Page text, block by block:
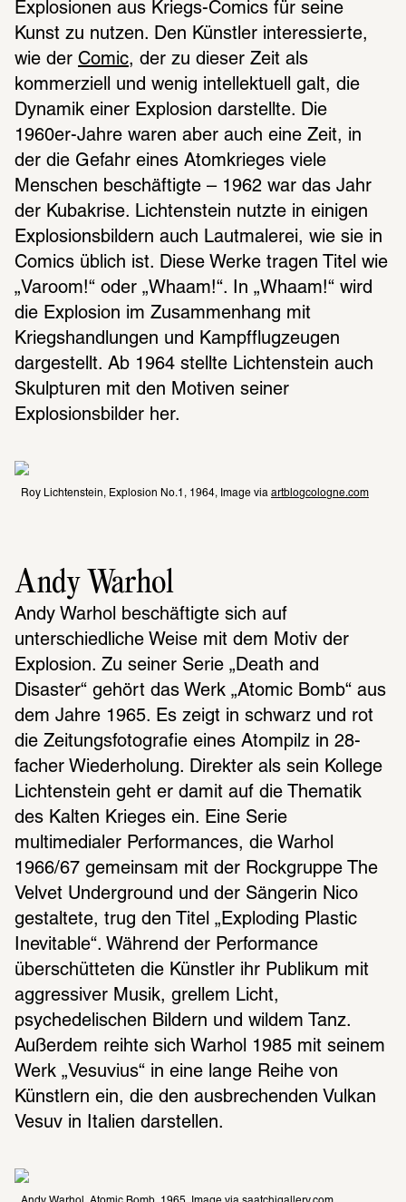
Explosionen aus Kriegs-Comics für seine
Kunst zu nutzen. Den Künstler interessierte,
wie der Comic, der zu dieser Zeit als
kommerziell und wenig intellektuell galt, die
Dynamik einer Explosion darstellte. Die
1960er-Jahre waren aber auch eine Zeit, in
der die Gefahr eines Atomkrieges viele
Menschen beschäftigte – 1962 war das Jahr
der Kubakrise. Lichtenstein nutzte in einigen
Explosionsbildern auch Lautmalerei, wie sie in
Comics üblich ist. Diese Werke tragen Titel wie
„Varoom!“ oder „Whaam!“. In „Whaam!“ wird
die Explosion im Zusammenhang mit
Kriegshandlungen und Kampfflugzeugen
dargestellt. Ab 1964 stellte Lichtenstein auch
Skulpturen mit den Motiven seiner
Explosionsbilder her.
Roy Lichtenstein, Explosion No.1, 1964, Image via artblogcologne.com
Andy Warhol
Andy Warhol beschäftigte sich auf
unterschiedliche Weise mit dem Motiv der
Explosion. Zu seiner Serie „Death and
Disaster“ gehört das Werk „Atomic Bomb“ aus
dem Jahre 1965. Es zeigt in schwarz und rot
die Zeitungsfotografie eines Atompilz in 28-
facher Wiederholung. Direkter als sein Kollege
Lichtenstein geht er damit auf die Thematik
des Kalten Krieges ein. Eine Serie
multimedialer Performances, die Warhol
1966/67 gemeinsam mit der Rockgruppe The
Velvet Underground und der Sängerin Nico
gestaltete, trug den Titel „Exploding Plastic
Inevitable“. Während der Performance
überschütteten die Künstler ihr Publikum mit
aggressiver Musik, grellem Licht,
psychedelischen Bildern und wildem Tanz.
Außerdem reihte sich Warhol 1985 mit seinem
Werk „Vesuvius“ in eine lange Reihe von
Künstlern ein, die den ausbrechenden Vulkan
Vesuv in Italien darstellen.